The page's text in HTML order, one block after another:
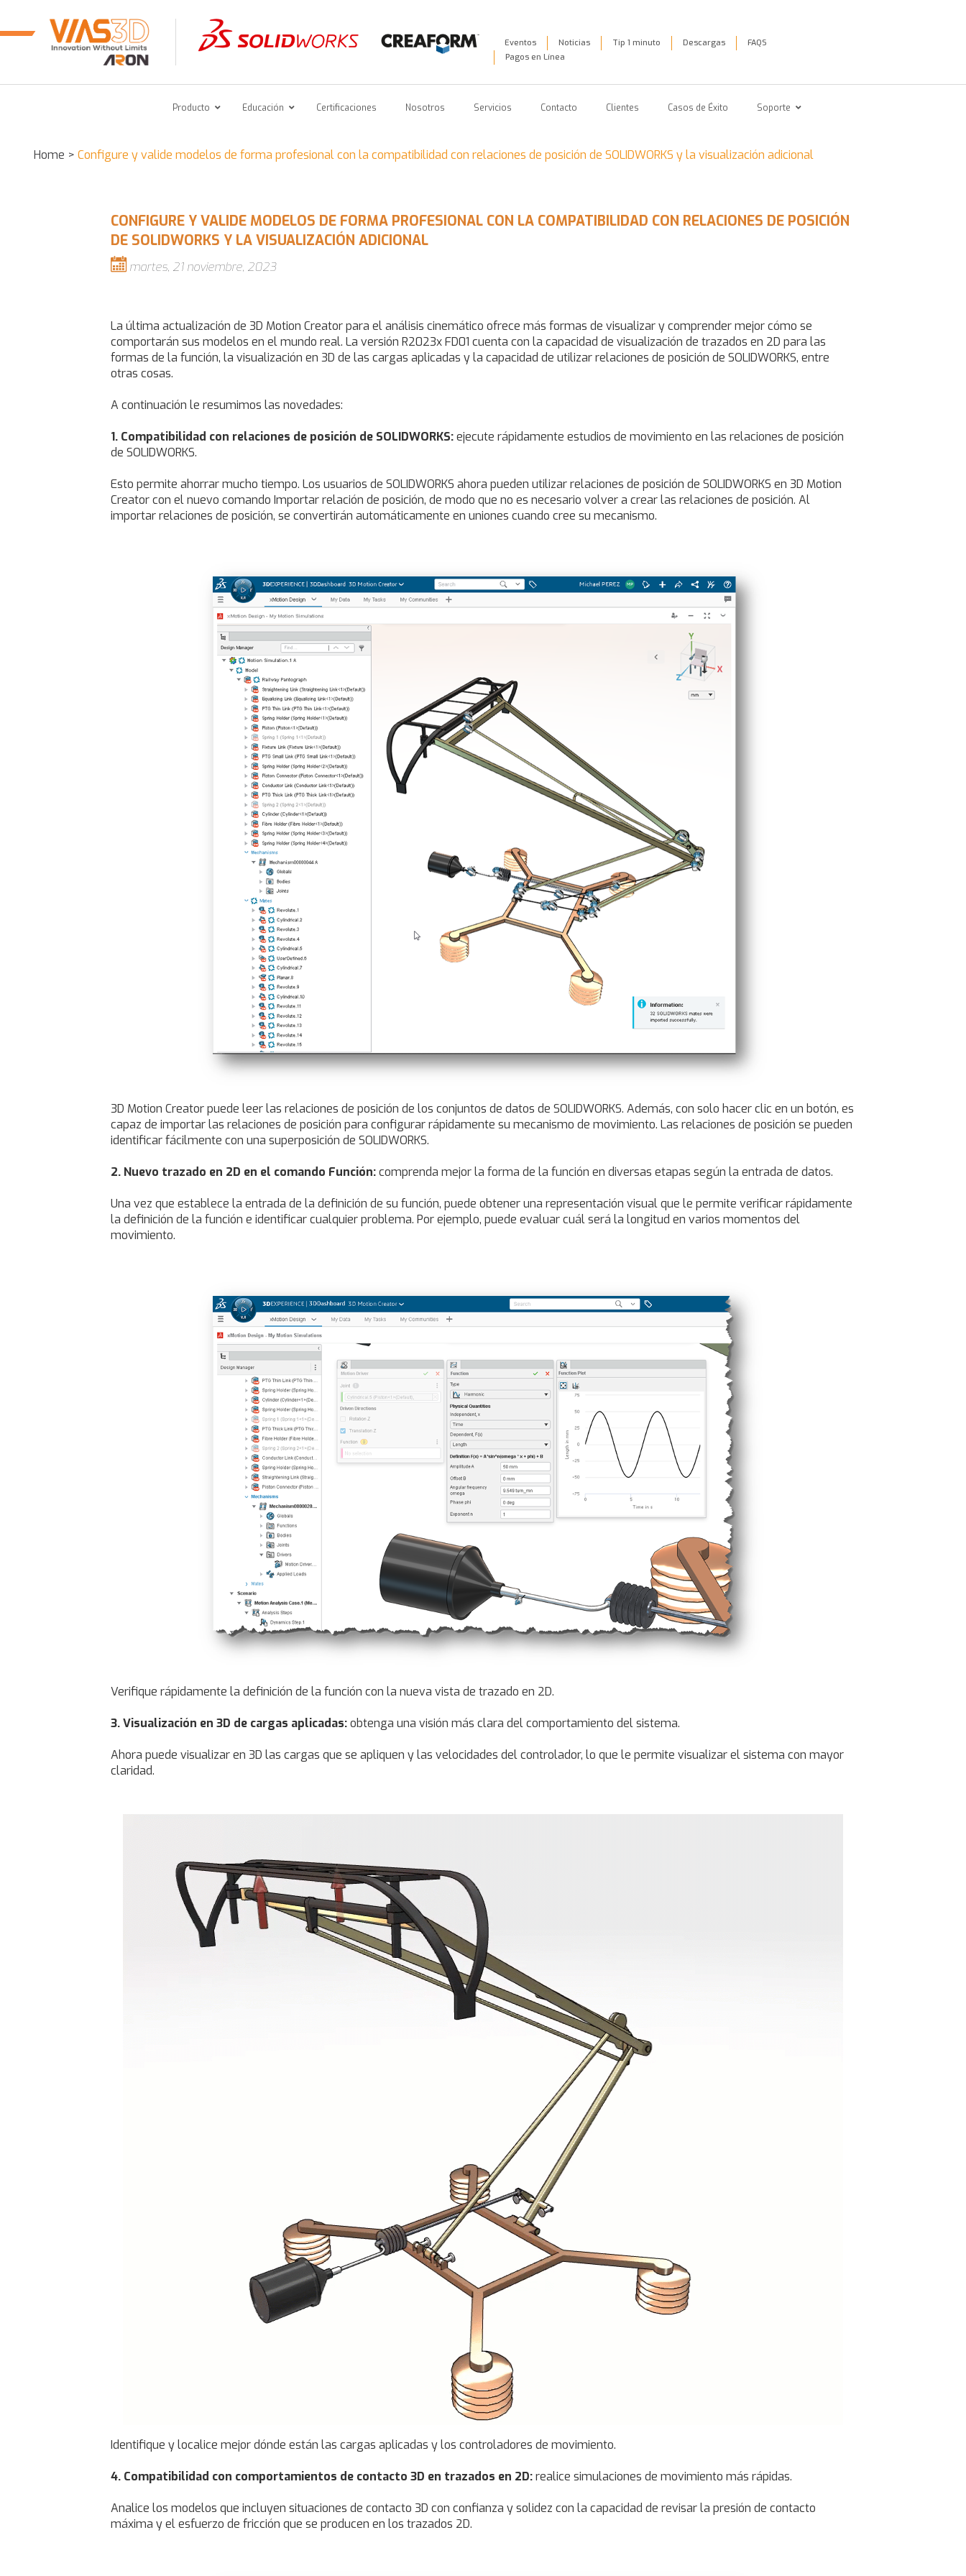
Eventos Noticias Tip 1 minuto Descargas
FAQS
Pagos en Línea
Producto Educación Certificaciones Nosotros Servicios Contacto Clientes Casos de Éxito Soporte
Home > Configure y valide modelos de forma profesional con la compatibilidad con relaciones de posición de SOLIDWORKS y la visualización adicional
CONFIGURE Y VALIDE MODELOS DE FORMA PROFESIONAL CON LA COMPATIBILIDAD CON RELACIONES DE POSICIÓN
DE SOLIDWORKS Y LA VISUALIZACIÓN ADICIONAL
martes, 21 noviembre, 2023
La última actualización de 3D Motion Creator para el análisis cinemático ofrece más formas de visualizar y comprender mejor cómo se
comportarán sus modelos en el mundo real. La versión R2023x FD01 cuenta con la capacidad de visualización de trazados en 2D para las
formas de la función, la visualización en 3D de las cargas aplicadas y la capacidad de utilizar relaciones de posición de SOLIDWORKS, entre
otras cosas.
A continuación le resumimos las novedades:
1. Compatibilidad con relaciones de posición de SOLIDWORKS:ejecute rápidamente estudios de movimiento en las relaciones de posición
de SOLIDWORKS.
Esto permite ahorrar mucho tiempo. Los usuarios de SOLIDWORKS ahora pueden utilizar relaciones de posición de SOLIDWORKS en 3D Motion
Creator con el nuevo comando Importar relación de posición, de modo que no es necesario volver a crear las relaciones de posición. Al
importar relaciones de posición, se convertirán automáticamente en uniones cuando cree su mecanismo.
3D Motion Creator puede leer las relaciones de posición de los conjuntos de datos de SOLIDWORKS. Además, con solo hacer clic en un botón, es
capaz de importar las relaciones de posición para configurar rápidamente su mecanismo de movimiento. Las relaciones de posición se pueden
identificar fácilmente con una superposición de SOLIDWORKS.
2. Nuevo trazado en 2D en el comando Función:comprenda mejor la forma de la función en diversas etapas según la entrada de datos.
Una vez que establece la entrada de la definición de su función, puede obtener una representación visual que le permite verificar rápidamente
la definición de la función e identificar cualquier problema. Por ejemplo, puede evaluar cuál será la longitud en varios momentos del
movimiento.
Verifique rápidamente la definición de la función con la nueva vista de trazado en 2D.
3. Visualización en 3D de cargas aplicadas:obtenga una visión más clara del comportamiento del sistema.
Ahora puede visualizar en 3D las cargas que se apliquen y las velocidades del controlador, lo que le permite visualizar el sistema con mayor
claridad.
Identifique y localice mejor dónde están las cargas aplicadas y los controladores de movimiento.
4. Compatibilidad con comportamientos de contacto 3D en trazados en 2D:realice simulaciones de movimiento más rápidas.
Analice los modelos que incluyen situaciones de contacto 3D con confianza y solidez con la capacidad de revisar la presión de contacto
máxima y el esfuerzo de fricción que se producen en los trazados 2D.